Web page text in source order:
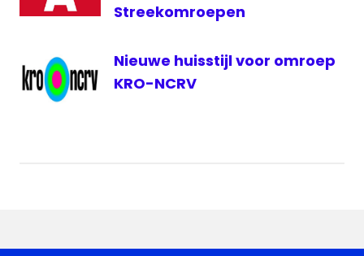
Streekomroepen
Nieuwe huisstijl voor omroep
KRO-NCRV